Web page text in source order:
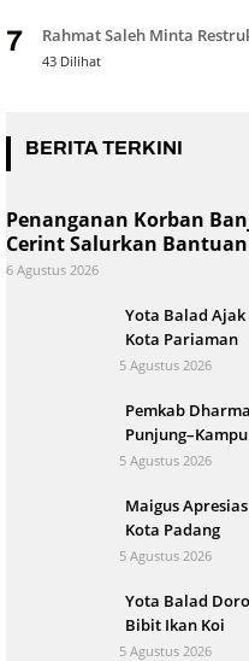
7 Rahmat Saleh Minta
43 Dilihat
BERITA TERKINI
Penanganan Korban
Cerint Salurkan Bantuan
6 Agustus 2026
Yota Balad
Kota Pariaman
5 Agustus 2026
Pemkab
5 Agustus 2026
Maigus
Kota Padang
5 Agustus 2026
Yota Balad
Bibit Ikan Koi
5 Agustus 2026